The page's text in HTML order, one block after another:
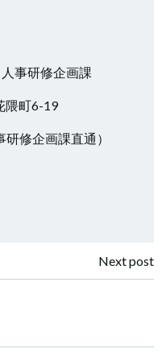
事研修企画課
町6-19
修企画課直通）
Next post